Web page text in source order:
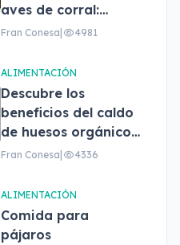
aves de corral:
Proflora avis
Fran Conesa 4981
ALIMENTACIÓN
Descubre los
beneficios del caldo
de huesos orgánicos
para perros Pet'bel
Fran Conesa 4336
ALIMENTACIÓN
Comida para
pájaros